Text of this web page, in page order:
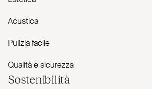
Acustica
Pulizia facile
Qualità e sicurezza
Sostenibilità